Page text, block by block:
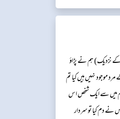
کے نزدیک) ہم نے پڑاؤ
موجود نہیں ہیں کیا تم
میں سے ایک شخص اس
نے دم کیا تو سردار